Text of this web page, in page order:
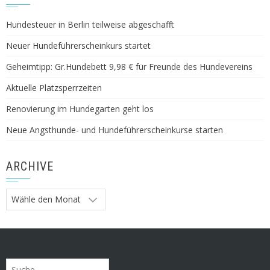
Hundesteuer in Berlin teilweise abgeschafft
Neuer Hundeführerscheinkurs startet
Geheimtipp: Gr.Hundebett 9,98 € für Freunde des Hundevereins
Aktuelle Platzsperrzeiten
Renovierung im Hundegarten geht los
Neue Angsthunde- und Hundeführerscheinkurse starten
ARCHIVE
Archive
Suche